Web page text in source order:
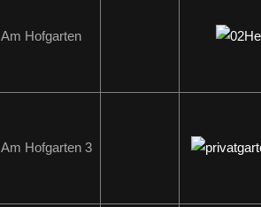
Am Hofgarten
Am Hofgarten 3